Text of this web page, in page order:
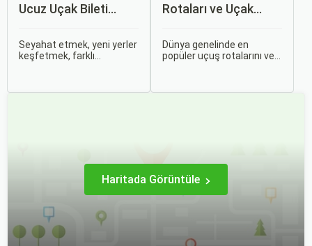
Ucuz Uçak Bileti
Seyahat etmek, yeni yerler
keşfetmek, farklı
Rotaları ve Uçak
Dünya genelinde en
popüler uçuş rotalarını ve
ilişkiler bulunmaktadır.
Haritada Görüntüle